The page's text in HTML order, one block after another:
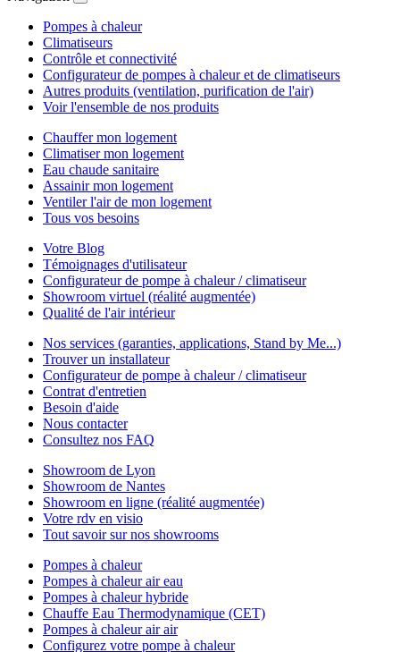
Pompes à chaleur
Climatiseurs
Contrôle et connectivité
Configurateur de pompes à chaleur et de climatiseurs
Autres produits (ventilation, purification de l'air)
Voir l'ensemble de nos produits
Chauffer mon logement
Climatiser mon logement
Eau chaude sanitaire
Assainir mon logement
Ventiler l'air de mon logement
Tous vos besoins
Votre Blog
Témoignages d'utilisateur
Configurateur de pompe à chaleur / climatiseur
Showroom virtuel (réalité augmentée)
Qualité de l'air intérieur
Nos services (garanties, applications, Stand by Me...)
Trouver un installateur
Configurateur de pompe à chaleur / climatiseur
Contrat d'entretien
Besoin d'aide
Nous contacter
Consultez nos FAQ
Showroom de Lyon
Showroom de Nantes
Showroom en ligne (réalité augmentée)
Votre rdv en visio
Tout savoir sur nos showrooms
Pompes à chaleur
Pompes à chaleur air eau
Pompes à chaleur hybride
Chauffe Eau Thermodynamique (CET)
Pompes à chaleur air air
Configurez votre pompe à chaleur